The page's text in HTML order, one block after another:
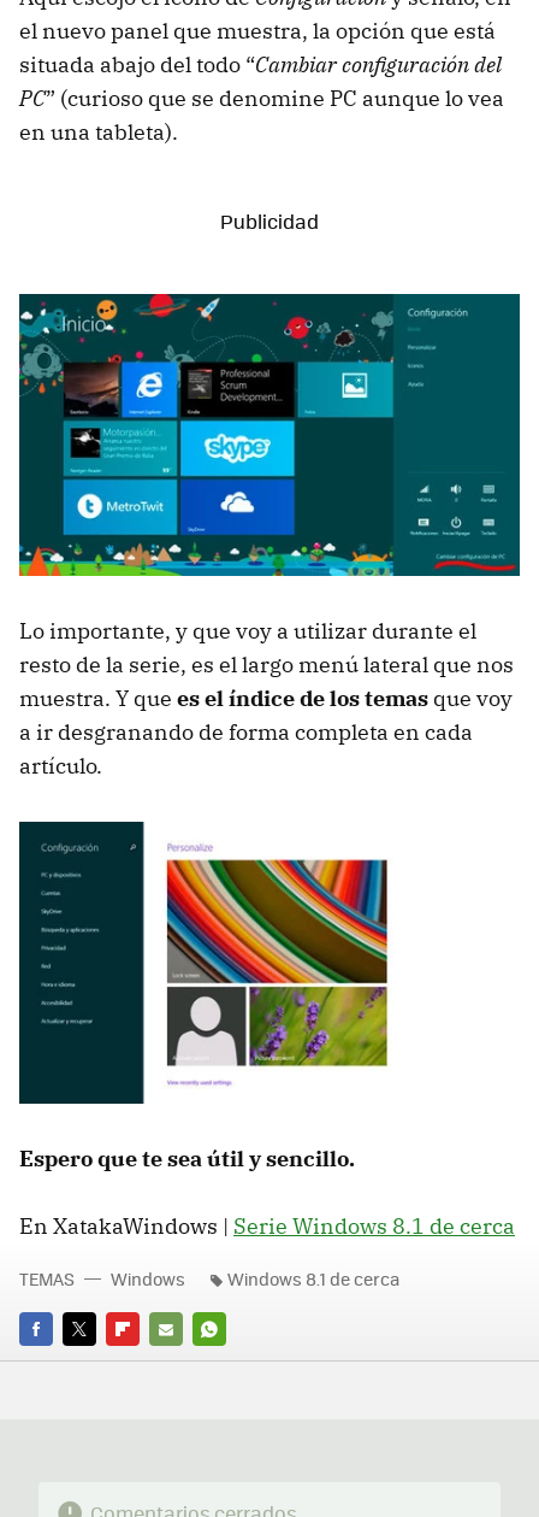
el nuevo panel que muestra, la opción que está
situada abajo del todo “Cambiar configuración del
PC” (curioso que se denomine PC aunque lo vea
en una tableta).
Lo importante, y que voy a utilizar durante el
resto de la serie, es el largo menú lateral que nos
muestra. Y que es el índice de los temas que voy
a ir desgranando de forma completa en cada
artículo.
Espero que te sea útil y sencillo.
En XatakaWindows | Serie Windows 8.1 de cerca
FACEBOOK
TWITTERFLIPBOARD
E-
WHATSAPP
TEMAS Windows Windows 8.1 de cerca